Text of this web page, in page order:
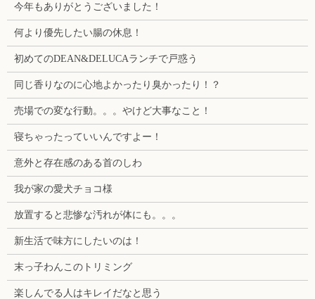
今年もありがとうございました！
何より優先したい腸の休息！
初めてのDEAN&DELUCAランチで戸惑う
同じ香りなのに心地よかったり臭かったり！？
売場での変な行動。。。やけど大事なこと！
寝ちゃったっていいんですよー！
意外と存在感のある首のしわ
我が家の愛犬チョコ様
放置すると悲惨な汚れが体にも。。。
新生活で味方にしたいのは！
末っ子わんこのトリミング
楽しんでる人はキレイだなと思う